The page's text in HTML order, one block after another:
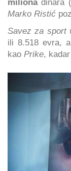
milionadinara
Marko Ristić
Savez za sport
ili 8.518 evra, a
kao Prike,